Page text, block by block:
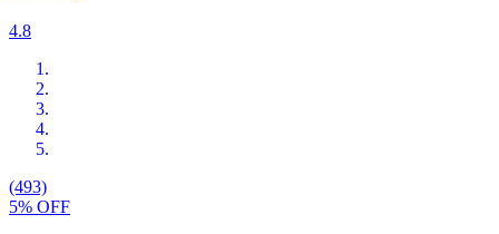
4.8
(493)
5% OFF